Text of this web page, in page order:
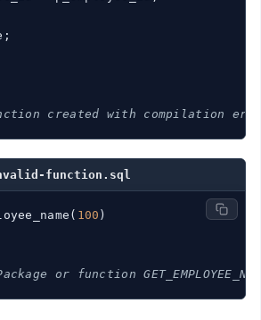
created with compilation
function.sql
100
or function